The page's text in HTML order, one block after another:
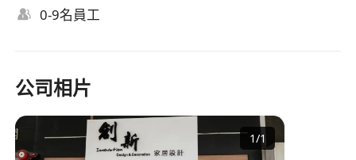
0-9名員工
公司相片
1/1